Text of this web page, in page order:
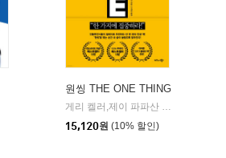
원씽 THE ONE THING
게리 켈러,제이 파파산 공저/구세희 역
15,120원 (10% 할인)